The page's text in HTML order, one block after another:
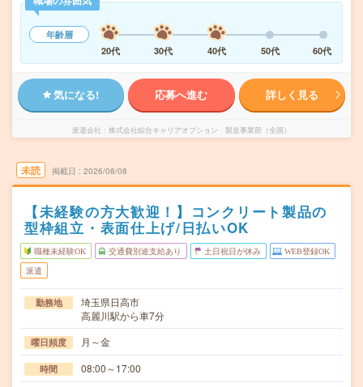
年齢層
20代
30代 40代 50代 60代
気になる! 応募へ進む 詳しく見る
派遣会社 株式会社綜合キャリアオプション 製造事業部（全国）
未読 掲載日 2026/08/08
【未経験の方大歓迎！】コンクリート製品の
型枠組立・表面仕上げ/日払いOK
職種未経験OK 交通費別途支給あり 土日祝日が休み WEB登録OK
派遣
勤務地
埼玉県日高市
高麗川駅から車7分
曜日頻度 月～金
時間 08:00～17:00